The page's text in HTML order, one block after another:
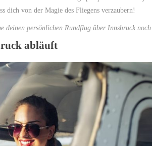
dich von der Magie des Fliegens verzaubern!
deinen persönlichen Rundflug über Innsbruck
abläuft